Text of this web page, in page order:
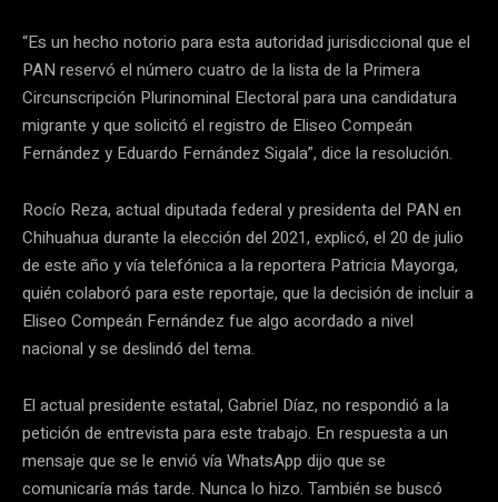
“Es un hecho notorio para esta autoridad jurisdiccional que el
PAN reservó el número cuatro de la lista de la Primera
Circunscripción Plurinominal Electoral para una candidatura
migrante y que solicitó el registro de Eliseo Compeán
Fernández y Eduardo Fernández Sigala”, dice la resolución.
Rocío Reza, actual diputada federal y presidenta del PAN en
Chihuahua durante la elección del 2021, explicó, el 20 de julio
de este año y vía telefónica a la reportera Patricia Mayorga,
quién colaboró para este reportaje, que la decisión de incluir a
Eliseo Compeán Fernández fue algo acordado a nivel
nacional y se deslindó del tema.
El actual presidente estatal, Gabriel Díaz, no respondió a la
petición de entrevista para este trabajo. En respuesta a un
mensaje que se le envió vía WhatsApp dijo que se
comunicaría más tarde. Nunca lo hizo. También se buscó